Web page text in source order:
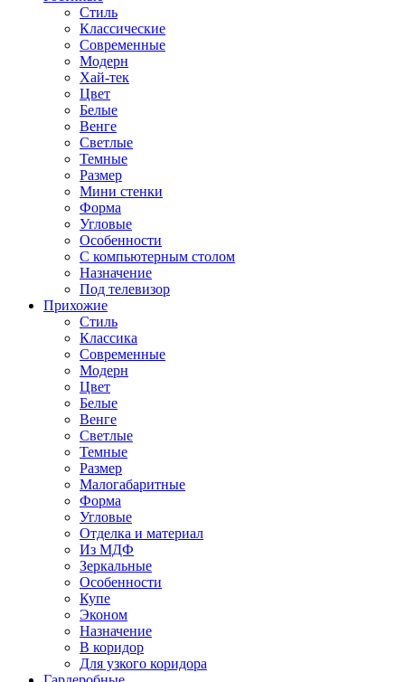
Стиль
Классические
Современные
Модерн
Хай-тек
Цвет
Белые
Венге
Светлые
Темные
Размер
Мини стенки
Форма
Угловые
Особенности
С компьютерным столом
Назначение
Под телевизор
Прихожие
Стиль
Классика
Современные
Модерн
Цвет
Белые
Венге
Светлые
Темные
Размер
Малогабаритные
Форма
Угловые
Отделка и материал
Из МДФ
Зеркальные
Особенности
Купе
Эконом
Назначение
В коридор
Для узкого коридора